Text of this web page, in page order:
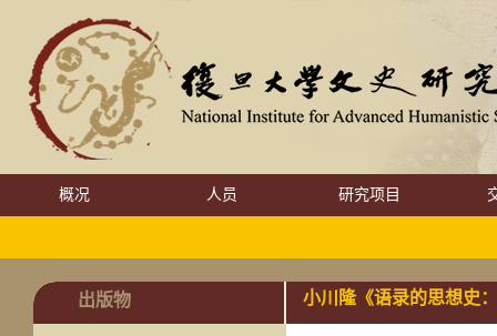
概况 人员 研究项目
出版物 小川隆《语录的思想史